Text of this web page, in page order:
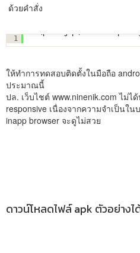
ด้วยคำสั่ง
1
ให้ทำการทดสอบติดตั้งในมือถือ
ประมาณนี้
ปล. เว็บไชต์ www.ninenik.com ไม่ไ
responsive เนื่องจากความจำเป็นใ
inapp browser จะดูไม่สวย
ดาวน์โหลดไฟล์ apk ตัวอย่างไ